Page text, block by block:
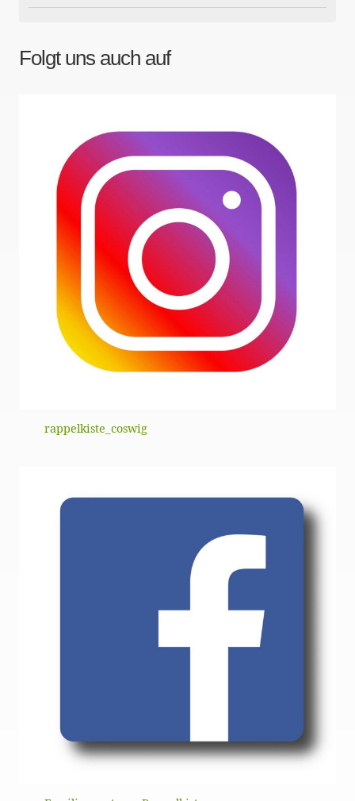
Folgt uns auch auf
rappelkiste_coswig